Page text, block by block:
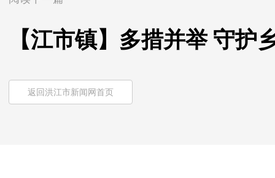
【江市镇】多措并举 守护
返回洪江市新闻网首页